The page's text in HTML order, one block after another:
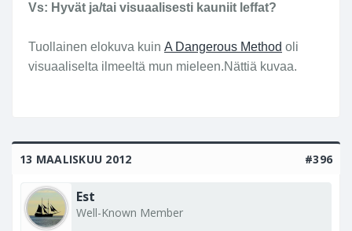
Vs: Hyvät ja/tai visuaalisesti kauniit leffat?
Tuollainen elokuva kuin A Dangerous Method oli
visuaaliselta ilmeeltä mun mieleen.Nättiä kuvaa.
13 MAALISKUU 2012 #396
Est
Well-Known Member